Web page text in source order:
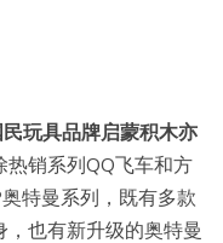
玩具品牌启蒙积木亦
热销系列QQ飞车和方
特曼系列，既有多款
也有新升级的奥特曼